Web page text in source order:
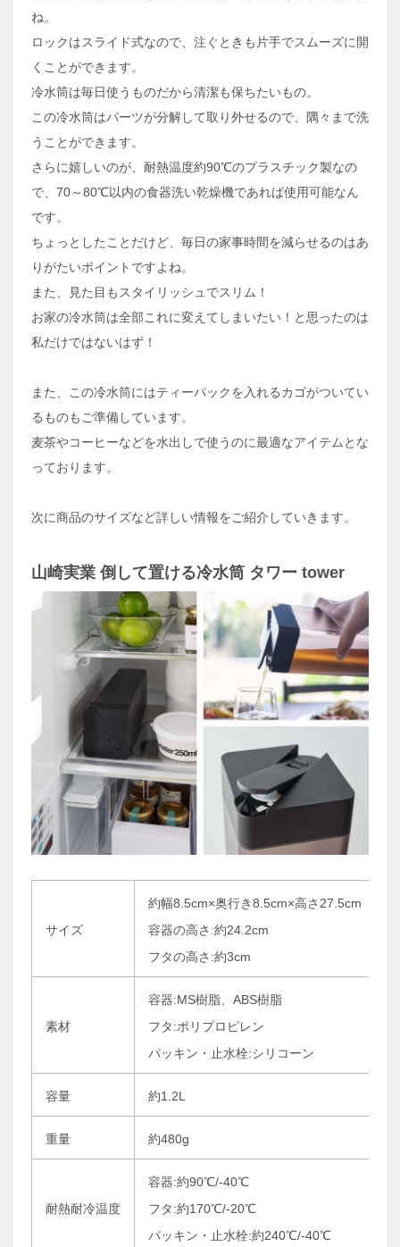
ね。
ロックはスライド式なので、注ぐときも片手でスムーズに開
くことができます。
冷水筒は毎日使うものだから清潔も保ちたいもの。
この冷水筒はパーツが分解して取り外せるので、隅々まで洗
うことができます。
さらに嬉しいのが、耐熱温度約90℃のプラスチック製なの
で、70～80℃以内の食器洗い乾燥機であれば使用可能なん
です。
ちょっとしたことだけど、毎日の家事時間を減らせるのはあ
りがたいポイントですよね。
また、見た目もスタイリッシュでスリム！
お家の冷水筒は全部これに変えてしまいたい！と思ったのは
私だけではないはず！
また、この冷水筒にはティーパックを入れるカゴがついてい
るものもご準備しています。
麦茶やコーヒーなどを水出しで使うのに最適なアイテムとな
っております。
次に商品のサイズなど詳しい情報をご紹介していきます。
山崎実業 倒して置ける冷水筒 タワー tower
サイズ
約幅8.5cm×奥行き8.5cm×高さ27.5cm
容器の高さ:約24.2cm
フタの高さ:約3cm
素材
容器:MS樹脂、ABS樹脂
フタ:ポリプロピレン
パッキン・止水栓:シリコーン
容量 約1.2L
重量 約480g
耐熱耐冷温度
容器:約90℃/-40℃
フタ:約170℃/-20℃
パッキン・止水栓:約240℃/-40℃